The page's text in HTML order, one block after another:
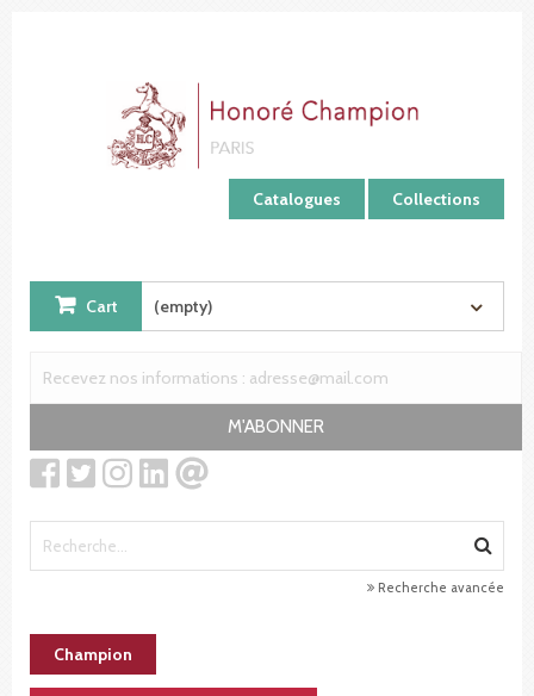
Catalogues Collections
Cart (empty)
M'ABONNER
Recherche avancée
Champion